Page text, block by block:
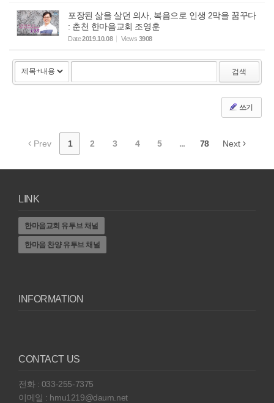
포장된 삶을 살던 의사, 복음으로 인생 2막을 꿈꾸다
: 춘천 한마음교회 조영훈
Date2019.10.08 Views 3908
검색
쓰기
Prev 1 2 3 4 5 ... 78 Next
LINK
한마음교회 유투브 채널
한마음 찬양 유투브 채널
INFORMATION
CONTACT US
전화 : 033-255-7375
이메일 : hmu1219@daum.net